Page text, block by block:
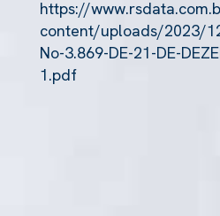
https://
content/uploads/2023/
No-3.869-DE-21-DE-
1.pdf